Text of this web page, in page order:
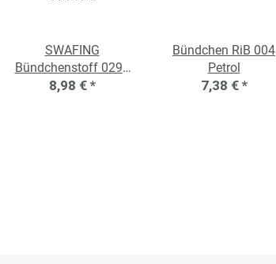
SWAFING
Bündchenstoff 0299
Schwarz
8,98 € *
Bündchen RiB 004
Petrol
7,38 € *